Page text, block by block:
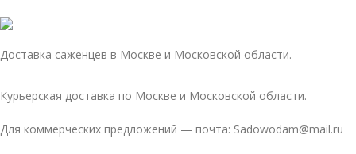
Доставка саженцев в Москве и Московской области.
Курьерская доставка по Москве и Московской области.
Для коммерческих предложений — почта: Sadowodam@mail.ru